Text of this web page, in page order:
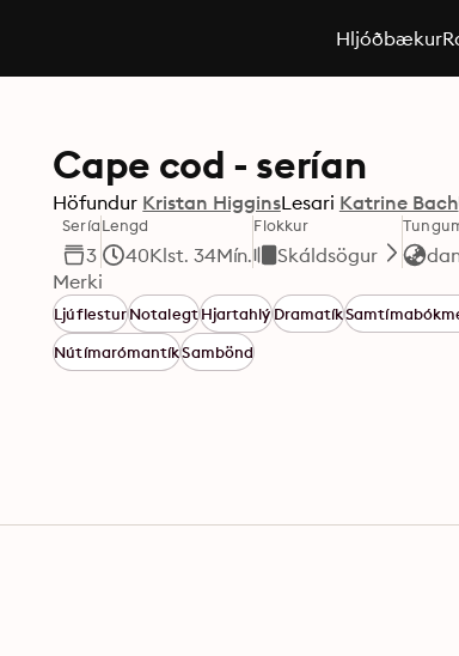
Hljóðbækur
Cape cod - serían
Höfundur Kristan HigginsLesari Katrine Bach
Sería
3
Lengd
40Klst. 34Mín.
Flokkur
Skáldsögur
Merki
LjúflesturNotalegtHjartahlýDramatík
NútímarómantíkSambönd